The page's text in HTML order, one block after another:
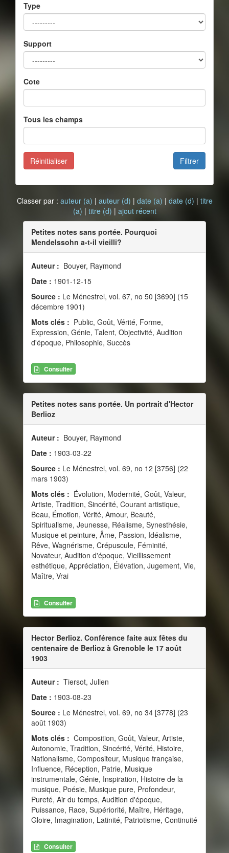
Type
Support
Cote
Tous les champs
Filtrer
Réinitialiser
Classer par : auteur (a) | auteur (d) | date (a) | date (d) | titre
(a) | titre (d) | ajout récent
Petites notes sans portée. Pourquoi
Mendelssohn a-t-il vieilli?
Auteur : Bouyer, Raymond
Date : 1901-12-15
Source : Le Ménestrel, vol. 67, no 50 [3690] (15
décembre 1901)
Mots clés : Public, Goût, Vérité, Forme,
Expression, Génie, Talent, Objectivité, Audition
d'époque, Philosophie, Succès
Consulter
Petites notes sans portée. Un portrait d'Hector
Berlioz
Auteur : Bouyer, Raymond
Date : 1903-03-22
Source : Le Ménestrel, vol. 69, no 12 [3756] (22
mars 1903)
Mots clés : Évolution, Modernité, Goût, Valeur,
Artiste, Tradition, Sincérité, Courant artistique,
Beau, Émotion, Vérité, Amour, Beauté,
Spiritualisme, Jeunesse, Réalisme, Synesthésie,
Musique et peinture, Âme, Passion, Idéalisme,
Rêve, Wagnérisme, Crépuscule, Féminité,
Novateur, Audition d'époque, Vieillissement
esthétique, Appréciation, Élévation, Jugement, Vie,
Maître, Vrai
Consulter
Hector Berlioz. Conférence faite aux fêtes du
centenaire de Berlioz à Grenoble le 17 août
1903
Auteur : Tiersot, Julien
Date : 1903-08-23
Source : Le Ménestrel, vol. 69, no 34 [3778] (23
août 1903)
Mots clés : Composition, Goût, Valeur, Artiste,
Autonomie, Tradition, Sincérité, Vérité, Histoire,
Nationalisme, Compositeur, Musique française,
Influence, Réception, Patrie, Musique
instrumentale, Génie, Inspiration, Histoire de la
musique, Poésie, Musique pure, Profondeur,
Pureté, Air du temps, Audition d'époque,
Puissance, Race, Supériorité, Maître, Héritage,
Gloire, Imagination, Latinité, Patriotisme, Continuité
Consulter